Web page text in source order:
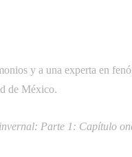
y a una experta en
de México.
Parte 1: Capítulo